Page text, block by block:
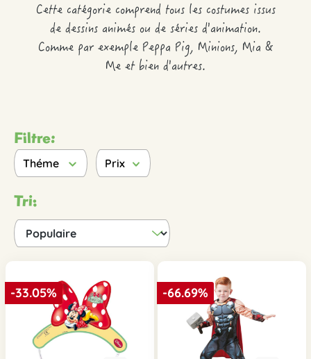
Cette catégorie comprend tous les costumes issus
de dessins animés ou de séries d'animation.
Comme par exemple Peppa Pig, Minions, Mia &
Me et bien d'autres.
Filtre:
Théme Prix
Tri:
-33.05% -66.69%